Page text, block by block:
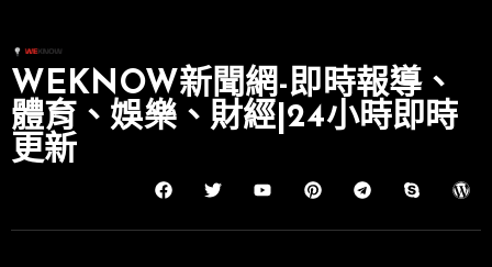
WEKNOW新聞網-即時報導、
體育、娛樂、財經|24小時即時
更新